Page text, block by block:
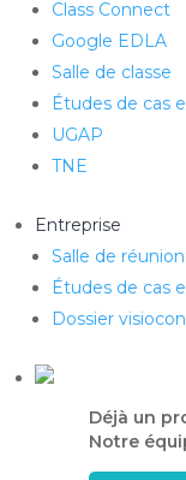
Class Connect
Google EDLA
Salle de classe
Études de cas
UGAP
TNE
Entreprise
Salle de réunion
Études de cas
Dossier
Déjà un
Notre